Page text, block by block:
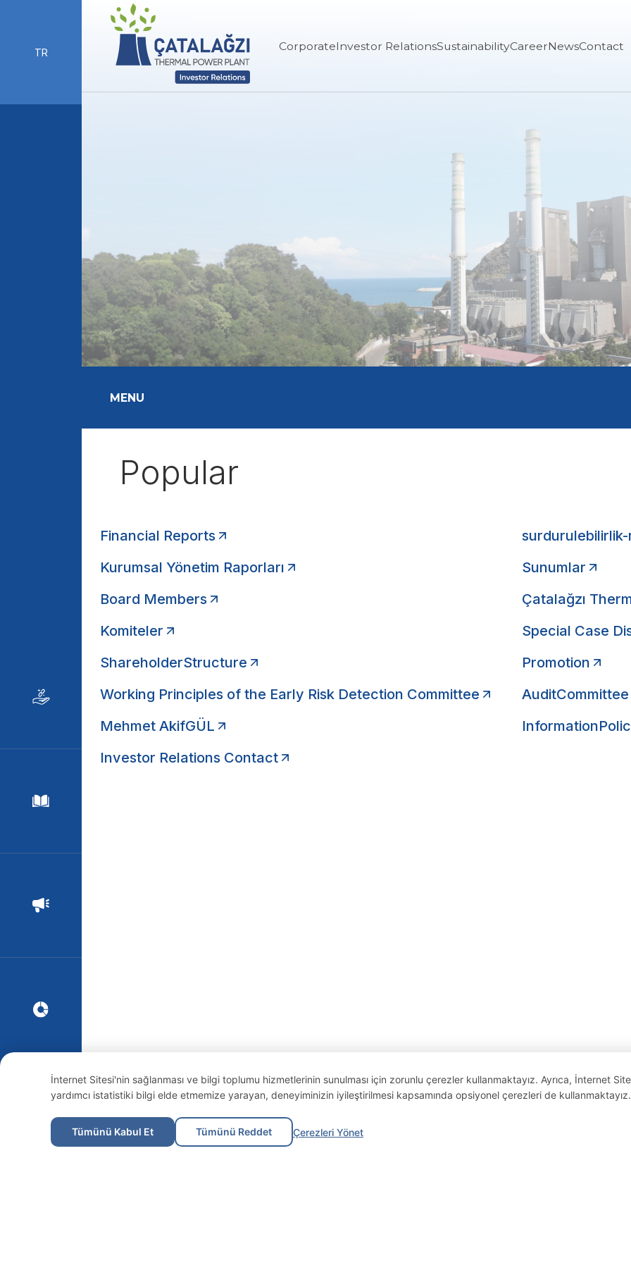
CorporateInvestor RelationsSustainabilityCareerNewsContact
TR
MENU
Popular
Financial Reports
Kurumsal Yönetim Raporları
Sunumlar
Board Members
Çatalağzı
Komiteler
Special Case
ShareholderStructure
Promotion
Working Principles of the Early Risk Detection Committee
AuditCommittee
Mehmet AkifGÜL
Investor Relations Contact
İnternet Sitesi'nin sağlanması ve bilgi toplumu hizmetlerinin sunulması için zorunlu çerezler kullanmaktayız. Ayrıca, İnternet
yardımcı istatistiki bilgi elde etmemize yarayan, deneyiminizin iyileştirilmesi kapsamında opsiyonel çerezleri de
Tümünü Kabul Et Tümünü Reddet Çerezleri Yönet